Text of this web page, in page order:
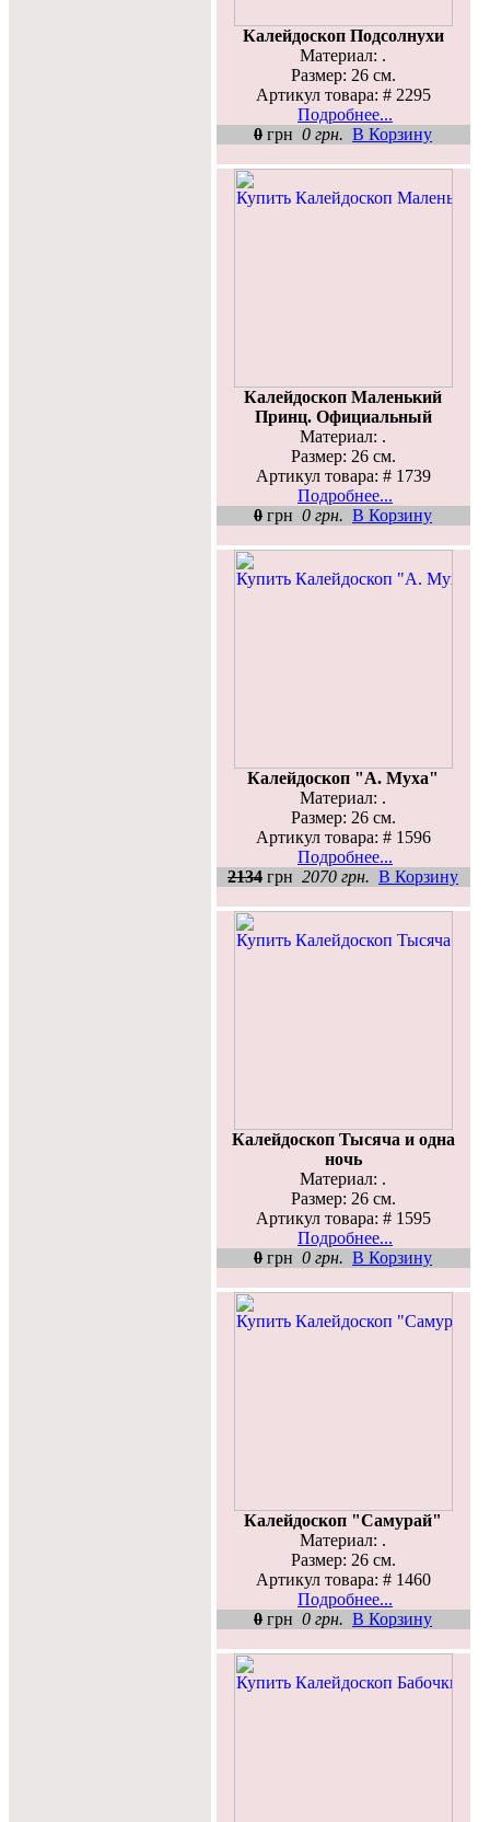
Калейдоскоп Подсолнухи
Материал: .
Размер: 26 см.
Артикул товара: # 2295
Подробнее...
0 грн 0 грн. В Корзину
Калейдоскоп Маленький
Принц. Официальный
Материал: .
Размер: 26 см.
Артикул товара: # 1739
Подробнее...
0 грн 0 грн. В Корзину
Калейдоскоп "А. Муха"
Материал: .
Размер: 26 см.
Артикул товара: # 1596
Подробнее...
2134 грн 2070 грн. В Корзину
Калейдоскоп Тысяча и одна
ночь
Материал: .
Размер: 26 см.
Артикул товара: # 1595
Подробнее...
0 грн 0 грн. В Корзину
Калейдоскоп "Самурай"
Материал: .
Размер: 26 см.
Артикул товара: # 1460
Подробнее...
0 грн 0 грн. В Корзину